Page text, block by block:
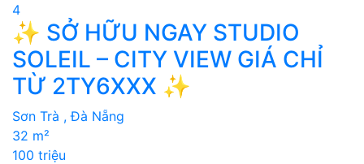
4
✨ SỞ HỮU NGAY STUDIO
SOLEIL – CITY VIEW GIÁ CHỈ
TỪ 2TY6XXX ✨
Sơn Trà , Đà Nẵng
32 m²
100 triệu